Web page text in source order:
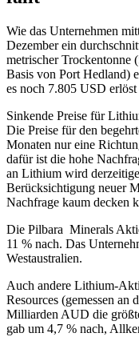
Wie das Unternehmen
Dezember ein
metrischer Trockentonne
Basis von Port Hedland)
es noch 7.805 USD
Sinkende Preise für
Die Preise für den
Monaten nur eine
dafür ist die hohe
an Lithium wird
Berücksichtigung neuer
Nachfrage kaum decken
Die Pilbara Minerals
11 % nach. Das
Westaustralien.
Auch andere Lithium-
Resources (gemessen
Milliarden AUD die
gab um 4,7 % nach,